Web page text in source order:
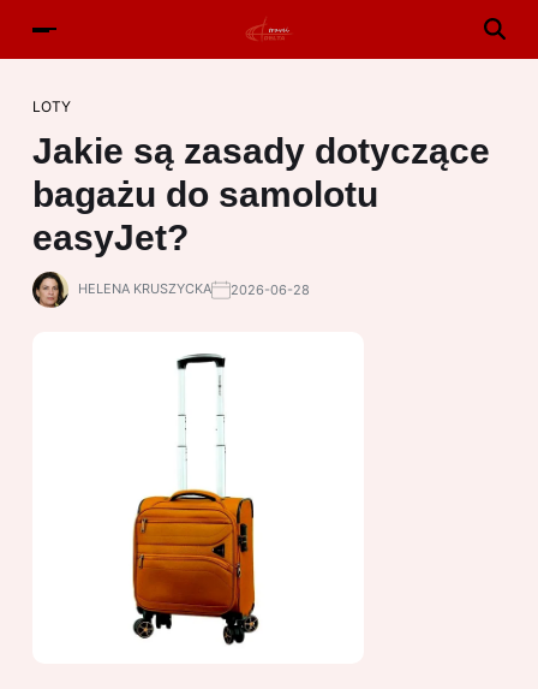
LOTY
Jakie są zasady dotyczące
bagażu do samolotu
easyJet?
HELENA KRUSZYCKA 2026-06-28